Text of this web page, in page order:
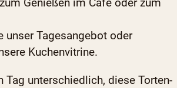
Genießen im Café oder zum
unser Tagesangebot oder
Kuchenvitrine.
Tag unterschiedlich, diese Torten-